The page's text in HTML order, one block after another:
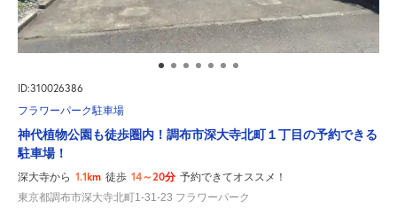
ID:310026386
フラワーパーク駐車場
神代植物公園も徒歩圏内！調布市深大寺北町１丁目の予約できる
駐車場！
深大寺から 1.1km 徒歩 14～20分 予約できてオススメ！
東京都調布市深大寺北町1-31-23 フラワーパーク